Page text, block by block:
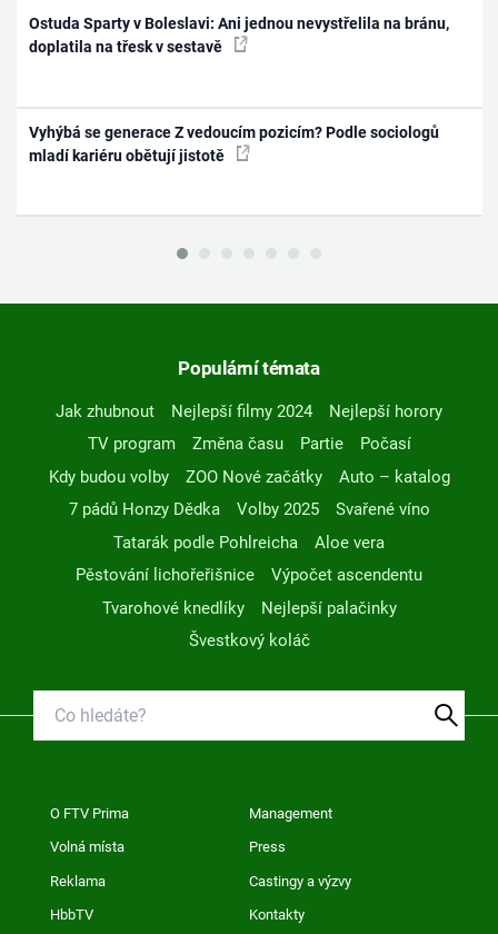
Ostuda Sparty v Boleslavi: Ani jednou nevystřelila na bránu,
doplatila na třesk v sestavě
Vyhýbá se generace Z vedoucím pozicím? Podle sociologů
mladí kariéru obětují jistotě
Populární témata
Jak zhubnout Nejlepší filmy 2024
Nejlepší horory
TV program
Změna času Partie
Počasí
Kdy budou volby
ZOO Nové začátky
Auto – katalog
7 pádů Honzy Dědka
Volby 2025
Svařené víno
Tatarák podle Pohlreicha
Aloe vera
Pěstování lichořeřišnice
Výpočet ascendentu
Tvarohové knedlíky
Nejlepší palačinky
Švestkový koláč
O FTV Prima Management
Volná místa Press
Reklama Castingy a výzvy
HbbTV Kontakty